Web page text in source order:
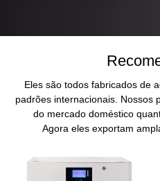
Eles são todos fabricados de
padrões internacionais. Nossos
do mercado doméstico
Agora eles exportam